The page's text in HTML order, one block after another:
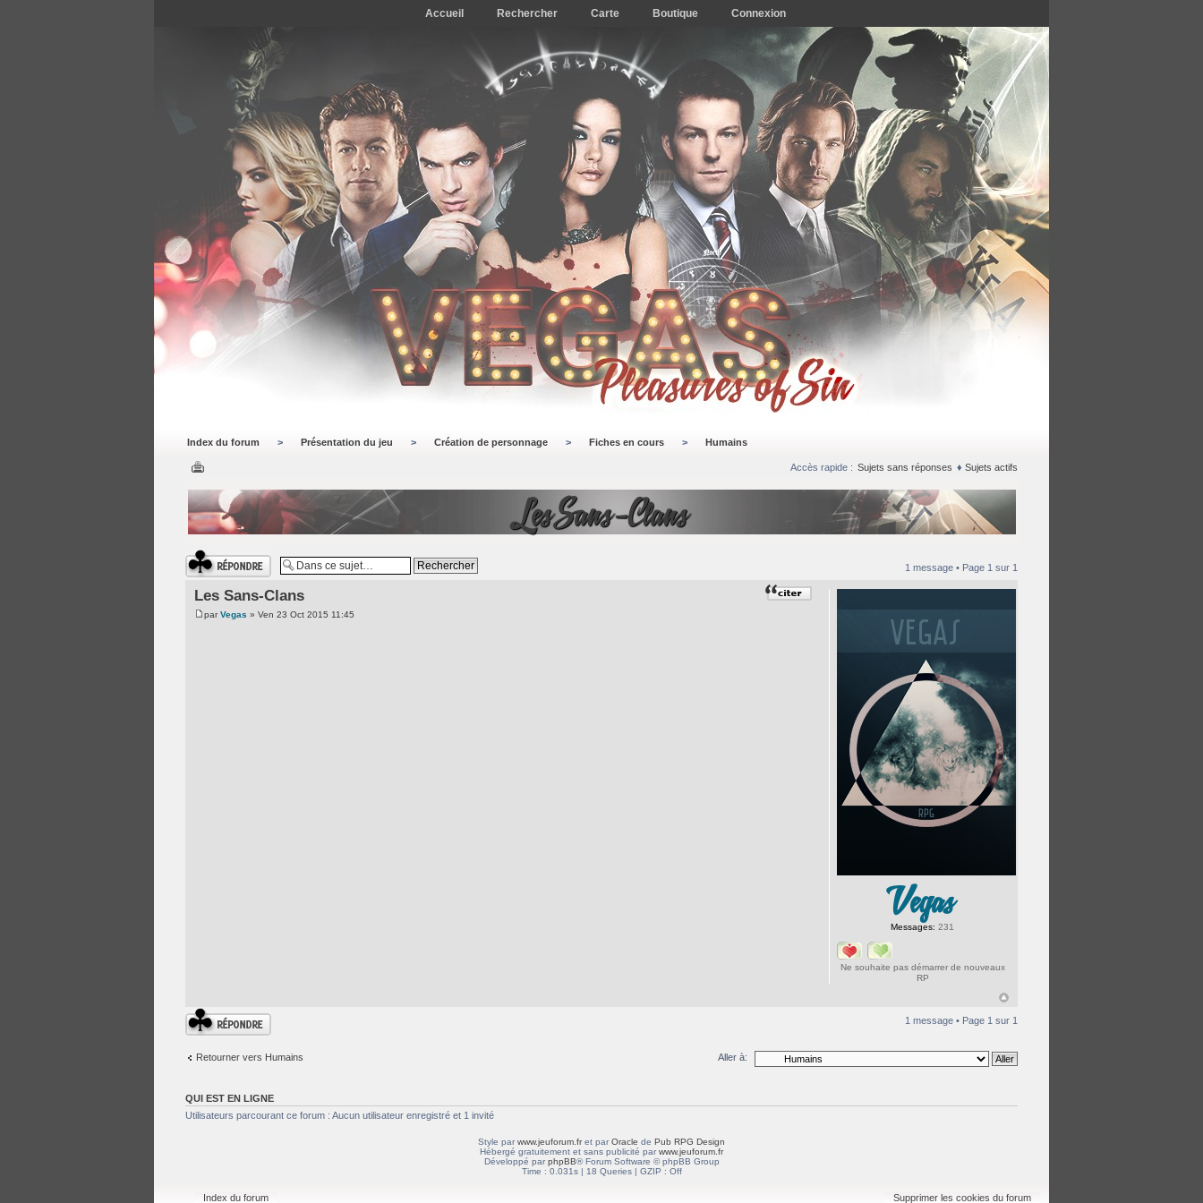
Accueil Rechercher Carte Boutique Connexion
Index du forum > Présentation du jeu > Création de personnage > Fiches en cours > Humains
♦ Sujets actifs
Sujets sans réponses
Accès rapide :
Les Sans-Clans
Répondre
1 message • Page 1 sur 1
Les Sans-Clans
parVegas » Ven 23 Oct 2015 11:45
Vegas
Messages: 231
Ne souhaite pas démarrer de nouveaux
RP
Répondre
1 message • Page 1 sur 1
Retourner vers Humains Aller à:
QUI EST EN LIGNE
Utilisateurs parcourant ce forum : Aucun utilisateur enregistré et 1 invité
Style par www.jeuforum.fret par Oracle de Pub RPG Design
Hébergé gratuitement et sans publicité par www.jeuforum.fr
Développé par phpBB® Forum Software © phpBB Group
Time : 0.031s | 18 Queries | GZIP : Off
Index du forum Supprimer les cookies du forum